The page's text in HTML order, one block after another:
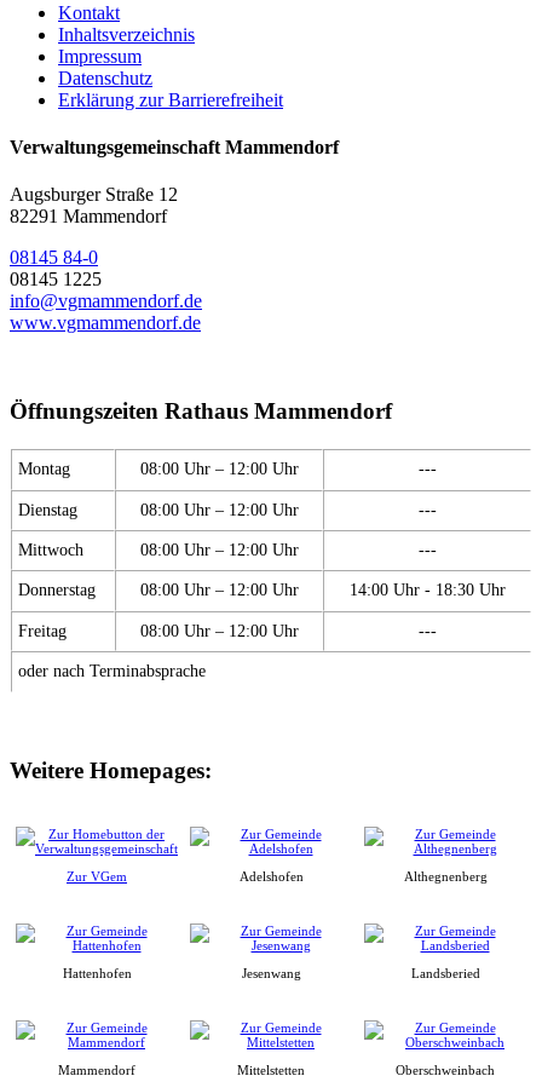
Kontakt
Inhaltsverzeichnis
Impressum
Datenschutz
Erklärung zur Barrierefreiheit
Verwaltungsgemeinschaft Mammendorf
Augsburger Straße 12
82291 Mammendorf
08145 84-0
08145 1225
info@vgmammendorf.de
www.vgmammendorf.de
Öffnungszeiten Rathaus Mammendorf
Montag 08:00 Uhr – 12:00 Uhr ---
Dienstag 08:00 Uhr – 12:00 Uhr ---
Mittwoch 08:00 Uhr – 12:00 Uhr ---
Donnerstag 08:00 Uhr – 12:00 Uhr 14:00 Uhr - 18:30 Uhr
Freitag 08:00 Uhr – 12:00 Uhr ---
oder nach Terminabsprache
Weitere Homepages:
Zur VGem Adelshofen Althegnenberg
Hattenhofen Jesenwang Landsberied
Mammendorf Mittelstetten Oberschweinbach